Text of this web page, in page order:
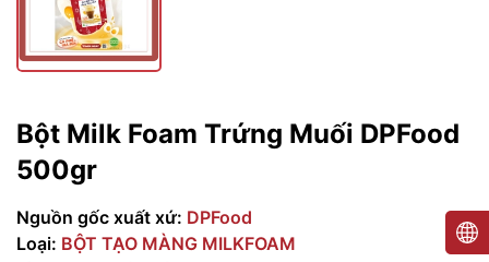
Bột Milk Foam Trứng Muối DPFood
500gr
Nguồn gốc xuất xứ: DPFood
Loại: BỘT TẠO MÀNG MILKFOAM